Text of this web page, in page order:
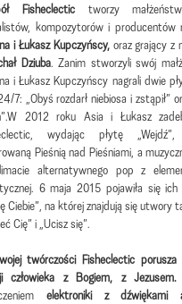
Fisheclectictworzy
kompozytorów i producentów
i Łukasz Kupczyńscy,oraz grający z
Dziuba. Zanim stworzyli swój
i Łukasz Kupczyńscy nagrali dwie
7: „Obyś rozdarł niebiosa i zstąpił”
2012 roku Asia i Łukasz
wydając płytę „Wejdź”,
Pieśnią nad Pieśniami, a
alternatywnego pop z
6 maja 2015 pojawiła się
Ciebie”, na której znajdują się utwory
Cię” i „Ucisz się”.
twórczości Fisheclectic
człowieka z Bogiem, z Jezusem.
elektroniki z dźwiękami